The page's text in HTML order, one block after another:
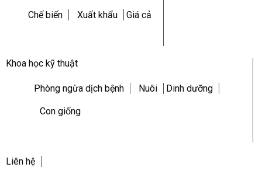
Chế biến Xuất khẩu Giá cả
Khoa học kỹ thuật
Phòng ngừa dịch bệnh Nuôi Dinh dưỡng
Con giống
Liên hệ